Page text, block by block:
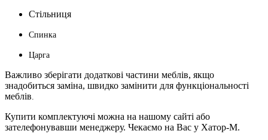
Стільниця
Спинка
Царга
Важливо зберігати додаткові частини меблів, якщо
знадобиться заміна, швидко замінити для функціональності
меблів.
Купити комплектуючі можна на нашому сайті або
зателефонувавши менеджеру. Чекаємо на Вас у Хатор-М.